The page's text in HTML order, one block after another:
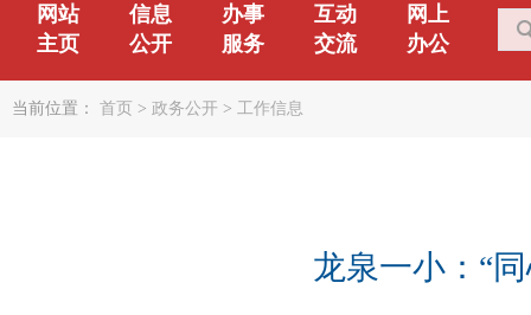
网站
主页
信息
公开
办事
服务
互动
交流
网上
办公
当前位置： 首页 > 政务公开 > 工作信息
龙泉一小：“